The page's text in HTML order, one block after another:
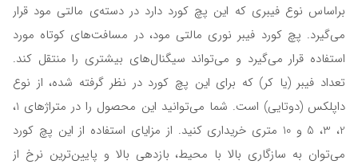
براساس نوع فیبری که این پچ کورد دارد در دسته‌ی مالتی مود قرار
می‌گیرد. پچ کورد فیبر نوری مالتی مود، در مسافت‌های کوتاه مورد
استفاده قرار می‌گیرد و ‌می‌تواند سیگنال‌های بیشتری را منتقل کند.
تعداد فیبر (یا کر) که برای این پچ کورد در نظر گرفته شده، از نوع
داپلکس (دوتایی) است. شما می‌توانید این محصول را در متراژهای 1،
2، 3، 5 و 10 متری خریداری کنید. از مزایای استفاده از این پچ کورد
می‌توان به سازگاری بالا با محیط، بازدهی بالا و پایین‌ترین نرخ از